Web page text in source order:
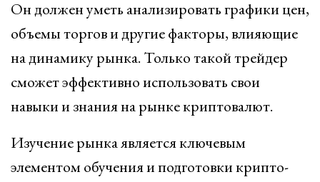
Он должен уметь анализировать графики цен,
объемы торгов и другие факторы, влияющие
на динамику рынка. Только такой трейдер
сможет эффективно использовать свои
навыки и знания на рынке криптовалют.
Изучение рынка является ключевым
элементом обучения и подготовки крипто-